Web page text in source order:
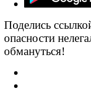
Поделись
опасности
обмануться!